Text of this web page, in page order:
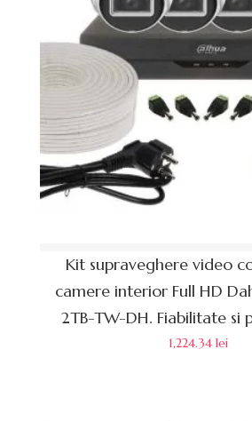
Kit supraveghere video
camere interior Full HD
2TB-TW-DH. Fiabilitate si
1,224.34lei